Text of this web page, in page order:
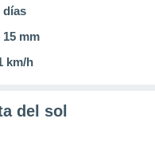
días
15 mm
km/h
del sol